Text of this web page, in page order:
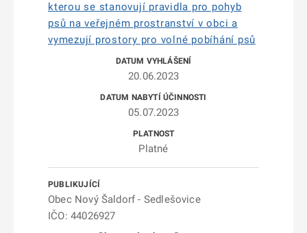
kterou se stanovují pravidla pro pohyb
psů na veřejném prostranství v obci a
vymezují prostory pro volné pobíhání psů
20.06.2023
05.07.2023
Platné
Obec Nový Šaldorf - Sedlešovice
IČO: 44026927